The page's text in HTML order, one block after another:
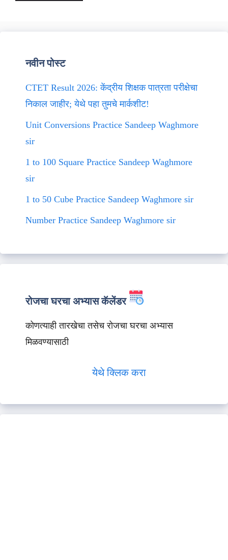
नवीन पोस्ट
CTET Result 2026: केंद्रीय शिक्षक पात्रता परीक्षेचा
निकाल जाहीर; येथे पहा तुमचे मार्कशीट!
Unit Conversions Practice Sandeep Waghmore
sir
1 to 100 Square Practice Sandeep Waghmore
sir
1 to 50 Cube Practice Sandeep Waghmore sir
Number Practice Sandeep Waghmore sir
रोजचा घरचा अभ्यास कॅलेंडर
कोणत्याही तारखेचा तसेच रोजचा घरचा अभ्यास
मिळवण्यासाठी
येथे क्लिक करा